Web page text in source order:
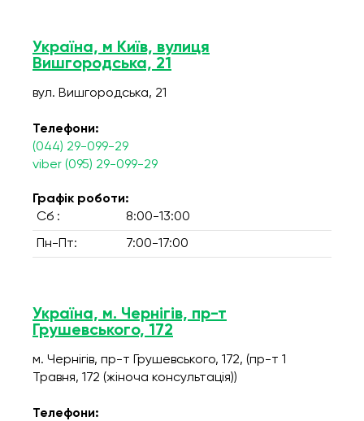
Україна, м Київ, вулиця
Вишгородська, 21
вул. Вишгородська, 21
Телефони:
(044) 29-099-29
viber (095) 29-099-29
Графік роботи:
Сб :
8:00-13:00
Пн-Пт: 7:00-17:00
Україна, м. Чернігів, пр-т
Грушевського, 172
м. Чернігів, пр-т Грушевського, 172, (пр-т 1
Травня, 172 (жіноча консультація))
Телефони: